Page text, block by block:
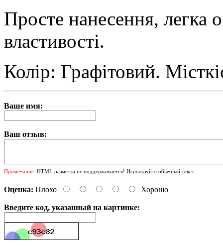
Просте нанесення, легка
властивості.
Колір: Графітовий.
Ваше имя:
Ваш отзыв:
Примечание: HTML разметка не поддерживается! Используйте обычный текст.
Оценка: Плохо Хорошо
Введите код, указанный на картинке: